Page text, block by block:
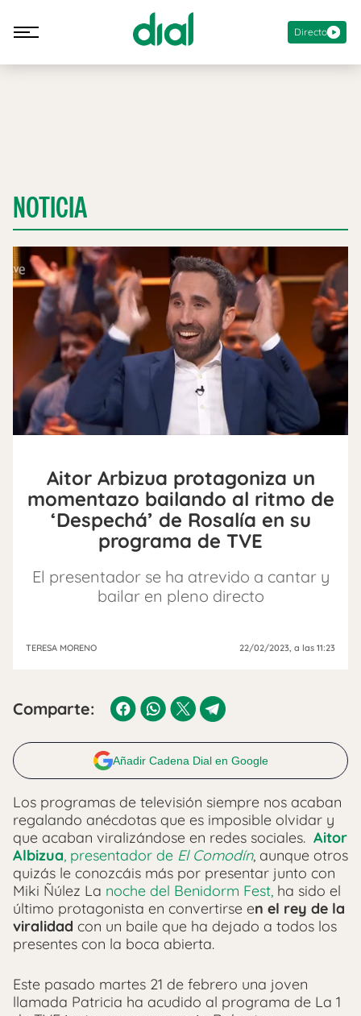
Directo
NOTICIA
Aitor Arbizua protagoniza un
momentazo bailando al ritmo de
‘Despechá’ de Rosalía en su
programa de TVE
El presentador se ha atrevido a cantar y
bailar en pleno directo
TERESA MORENO 22/02/2023, a las 11:23
Comparte:
Añadir Cadena Dial en Google
Los programas de televisión siempre nos acaban
regalando anécdotas que es imposible olvidar y
que acaban viralizándose en redes sociales. Aitor
Albizua, presentador de El Comodín, aunque otros
quizás le conozcáis más por presentar junto con
Miki Ñúlez La noche del Benidorm Fest, ha sido el
último protagonista en convertirse en el rey de la
viralidad con un baile que ha dejado a todos los
presentes con la boca abierta.
Este pasado martes 21 de febrero una joven
llamada Patricia ha acudido al programa de La 1